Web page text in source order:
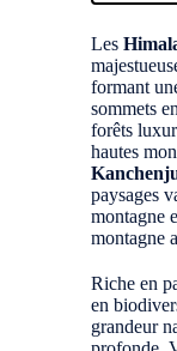
Les
formant
sommets
forêts
hautes
paysages
montagne
montagne
Riche en
en
grandeur